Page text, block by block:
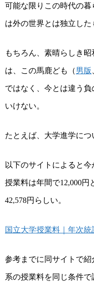
可能な限りこの時代の
は外の世界とは独立した
もちろん、素晴らしき
は、この馬鹿ども（男版
ではなく、今とは違う
いけない。
たとえば、大学進学につ
以下のサイトによると今
授業料は年間で12,000円
42,578円らしい。
国立大学授業料｜年
参考までに同サイトで
系の授業料を同じ条件